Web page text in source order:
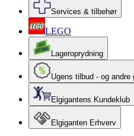
Services & tilbehør
LEGO
Lageroprydning
Ugens tilbud - og andre
Elgigantens Kundeklub
Elgiganten Erhverv